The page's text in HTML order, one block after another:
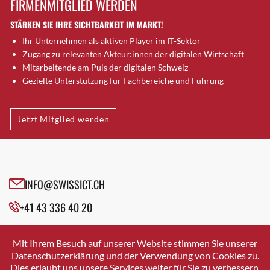
Brugg AG
Brütten
Bubendorf
Bubikon
Buchs (SG)
Bäretswil
Bülach
Cazis
Crissier
Davos Platz
Dierikon
Dietikon
FIRMENMITGLIED WERDEN
STÄRKEN SIE IHRE SICHTBARKEIT IM MARKT!
Ihr Unternehmen als aktiven Player im IT-Sektor
Zugang zu relevanten Akteur:innen der digitalen Wirtschaft
Mitarbeitende am Puls der digitalen Schweiz
Gezielte Unterstützung für Fachbereiche und Führung
Jetzt Mitglied werden
INFO@SWISSICT.CH
+41 43 336 40 20
SWISSICT
VULKANSTRASSE 120
8048 ZURICH
Mit Ihrem Besuch auf unserer Website stimmen Sie unserer
Datenschutzerklärung und der Verwendung von Cookies zu.
Dies erlaubt uns unsere Services weiter für Sie zu verbessern.